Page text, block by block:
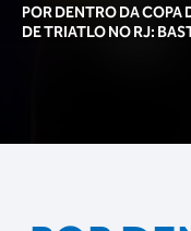
POR DENTRO DA COPA
DE TRIATLO NO RJ: